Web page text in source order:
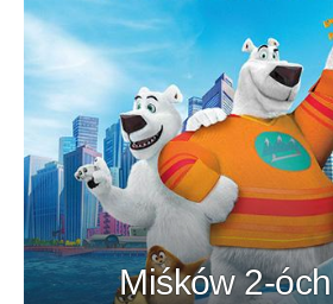
Miśków 2-